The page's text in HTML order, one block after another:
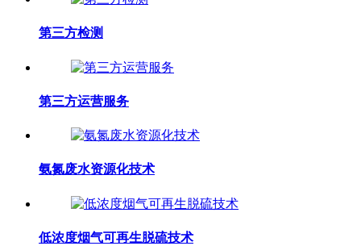
第三方检测
第三方运营服务
氨氮废水资源化技术
低浓度烟气可再生脱硫技术